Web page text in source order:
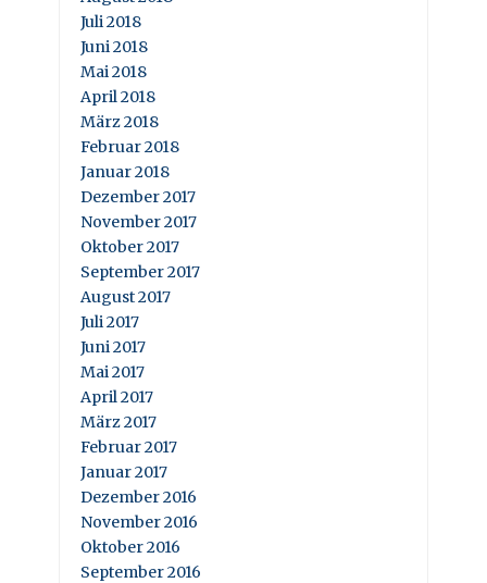
Juli 2018
Juni 2018
Mai 2018
April 2018
März 2018
Februar 2018
Januar 2018
Dezember 2017
November 2017
Oktober 2017
September 2017
August 2017
Juli 2017
Juni 2017
Mai 2017
April 2017
März 2017
Februar 2017
Januar 2017
Dezember 2016
November 2016
Oktober 2016
September 2016